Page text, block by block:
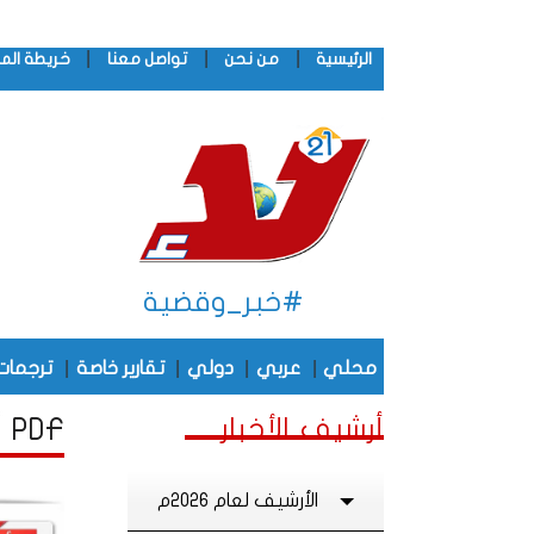
الرئيسية من نحن تواصل معنا خريطة
#خبر_وقضية
محلي عربي دولي تقارير خاصة
PDF أرشيف الأخبار لشهر يـولـيـو , من عام 2019 أرشيف الأخبار
الأرشيف لعام 2026م